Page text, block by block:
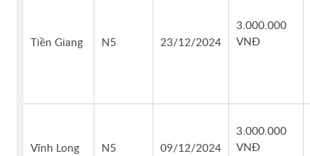
Tiền Giang N5 23/12/2024
3.000.000
VNĐ
Vĩnh Long N5 09/12/2024
3.000.000
VNĐ